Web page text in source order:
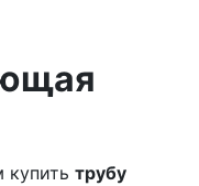
купить трубу